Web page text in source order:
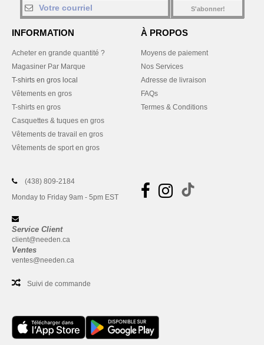
S'abonner!
INFORMATION
Acheter en grande quantité ?
Magasiner Par Marque
T-shirts en gros local
Vêtements en gros
T-shirts en gros
Casquettes & tuques en gros
Vêtements de travail en gros
Vêtements de sport en gros
À PROPOS
Moyens de paiement
Nos Services
Adresse de livraison
FAQs
Termes & Conditions
(438) 809-2184
Monday to Friday 9am - 5pm EST
Service Client
client@needen.ca
Ventes
ventes@needen.ca
Suivi de commande